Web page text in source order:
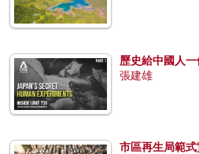
歷史給中國人
張建雄
市區再生局範